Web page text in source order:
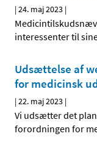
|24. maj 2023 |
interessenter til
Udsættelse af
for medicinsk
|22. maj 2023 |
Vi udsætter det
forordningen for